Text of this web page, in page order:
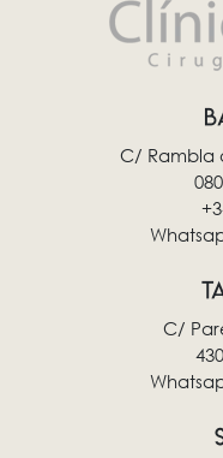
C/ Rambla
C/